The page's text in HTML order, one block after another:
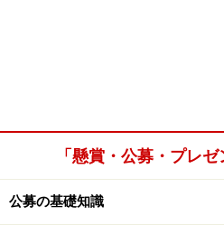
「懸賞・公募・プレ
公募の基礎知識